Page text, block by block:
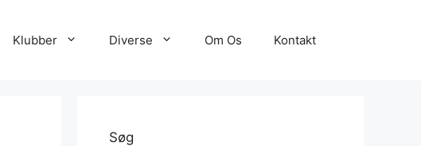
Klubber Diverse Om Os Kontakt
Søg